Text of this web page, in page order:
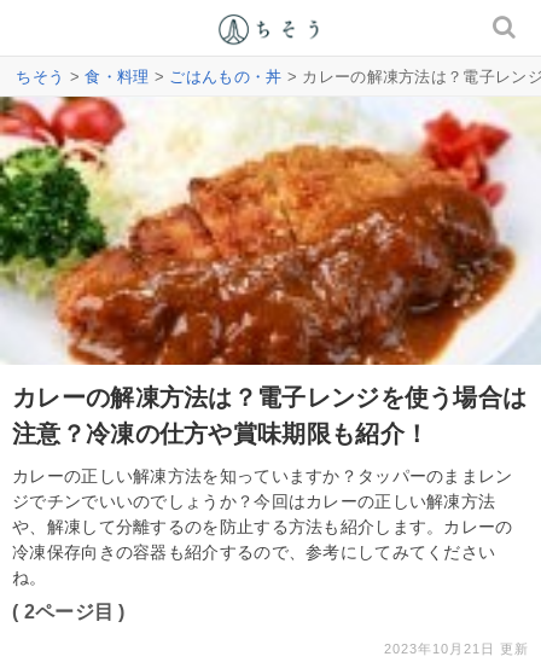
ちそう >食・料理 > ごはんもの・丼 > カレーの解凍方法は？電子レン
カレーの解凍方法は？電子レンジを使う場合は
注意？冷凍の仕方や賞味期限も紹介！
カレーの正しい解凍方法を知っていますか？タッパーのままレン
ジでチンでいいのでしょうか？今回はカレーの正しい解凍方法
や、解凍して分離するのを防止する方法も紹介します。カレーの
冷凍保存向きの容器も紹介するので、参考にしてみてください
ね。
( 2ページ目 )
2023年10月21日 更新